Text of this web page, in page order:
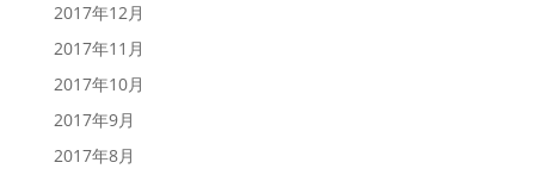
2017年12月
2017年11月
2017年10月
2017年9月
2017年8月